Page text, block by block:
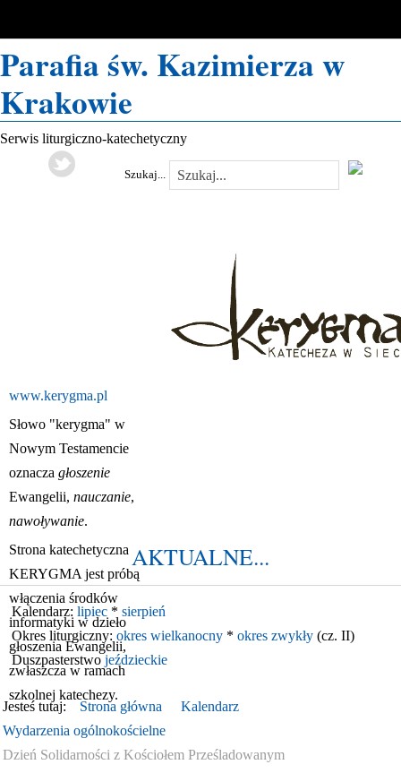
Parafia św. Kazimierza w
Krakowie
Serwis liturgiczno-katechetyczny
Szukaj...
www.kerygma.pl
Słowo "kerygma" w
Nowym Testamencie
oznacza głoszenie
Ewangelii, nauczanie,
nawoływanie.
Strona katechetyczna
KERYGMA jest próbą
włączenia środków
informatyki w dzieło
głoszenia Ewangelii,
zwłaszcza w ramach
szkolnej katechezy.
AKTUALNE...
Kalendarz: lipiec * sierpień
Okres liturgiczny: okres wielkanocny * okres zwykły (cz. II)
Duszpasterstwo jeździeckie
Jesteś tutaj: Strona główna
Kalendarz
Wydarzenia ogólnokościelne
Dzień Solidarności z Kościołem Prześladowanym